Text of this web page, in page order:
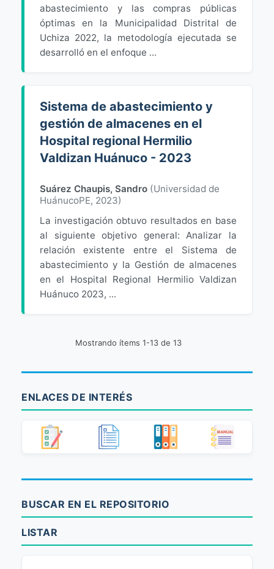
abastecimiento y las compras públicas
óptimas en la Municipalidad Distrital de
Uchiza 2022, la metodología ejecutada se
desarrolló en el enfoque ...
Sistema de abastecimiento y
gestión de almacenes en el
Hospital regional Hermilio
Valdizan Huánuco - 2023
Suárez Chaupis, Sandro (Universidad de
HuánucoPE, 2023)
La investigación obtuvo resultados en base
al siguiente objetivo general: Analizar la
relación existente entre el Sistema de
abastecimiento y la Gestión de almacenes
en el Hospital Regional Hermilio Valdizan
Huánuco 2023, ...
Mostrando ítems 1-13 de 13
ENLACES DE INTERÉS
BUSCAR EN EL REPOSITORIO
LISTAR